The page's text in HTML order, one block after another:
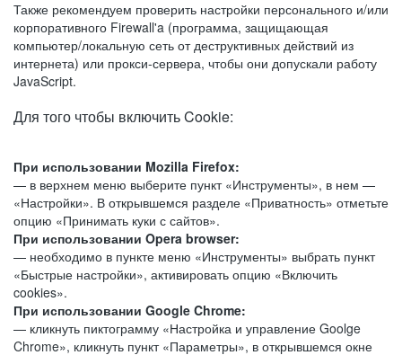
Также рекомендуем проверить настройки персонального и/или
корпоративного Firewall'a (программа, защищающая
компьютер/локальную сеть от деструктивных действий из
интернета) или прокси-сервера, чтобы они допускали работу
JavaScript.
Для того чтобы включить Cookie:
При использовании Mozilla Firefox:
— в верхнем меню выберите пункт «Инструменты», в нем —
«Настройки». В открывшемся разделе «Приватность» отметьте
опцию «Принимать куки с сайтов».
При использовании Opera browser:
— необходимо в пункте меню «Инструменты» выбрать пункт
«Быстрые настройки», активировать опцию «Включить
cookies».
При использовании Google Chrome:
— кликнуть пиктограмму «Настройка и управление Goolge
Chrome», кликнуть пункт «Параметры», в открывшемся окне